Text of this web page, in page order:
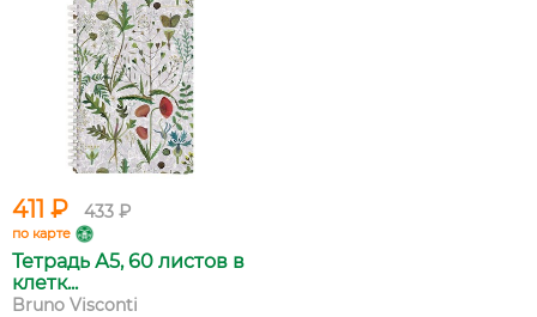
411 ₽ 433 ₽
по карте
Тетрадь А5, 60 листов в
клетк...
Bruno Visconti